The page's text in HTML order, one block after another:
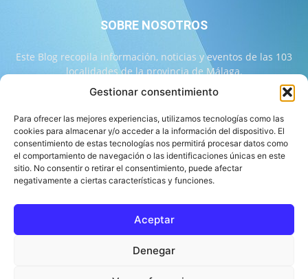
Gestionar consentimiento
Para ofrecer las mejores experiencias, utilizamos tecnologías como las
cookies para almacenar y/o acceder a la información del dispositivo. El
consentimiento de estas tecnologías nos permitirá procesar datos como
el comportamiento de navegación o las identificaciones únicas en este
sitio. No consentir o retirar el consentimiento, puede afectar
negativamente a ciertas características y funciones.
Aceptar
Denegar
SOBRE NOSOTROS
Este Blog recopila información, noticias y eventos de las 103
localidades de la provincia de Málaga.
Contáctanos:info@103malaga.com
SÍGUENOS
Equipo de 103 Málaga
Aviso Legal